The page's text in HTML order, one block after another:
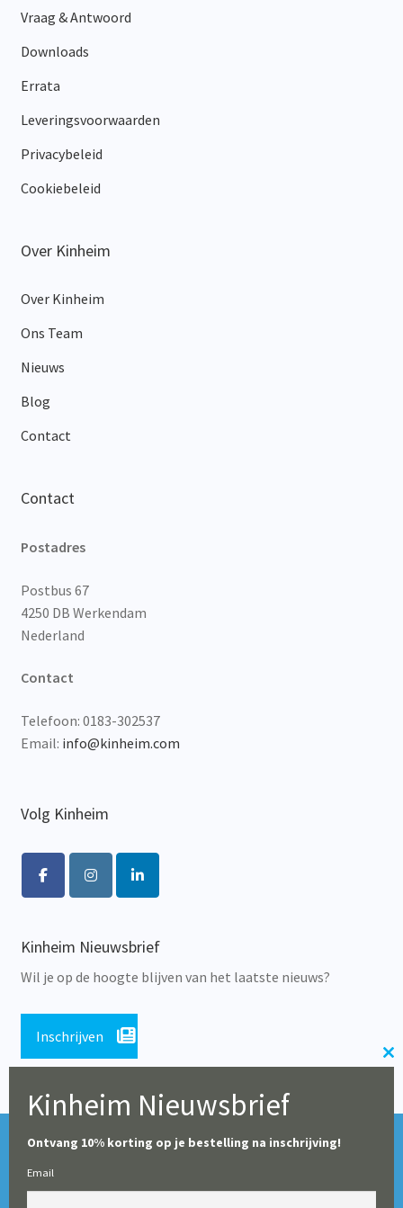
Vraag & Antwoord
Downloads
Errata
Leveringsvoorwaarden
Privacybeleid
Cookiebeleid
Over Kinheim
Over Kinheim
Ons Team
Nieuws
Blog
Contact
Contact
Postadres
Postbus 67
4250 DB Werkendam
Nederland
Contact
Telefoon: 0183-302537
Email: info@kinheim.com
Volg Kinheim
Kinheim Nieuwsbrief
Wil je op de hoogte blijven van het laatste nieuws?
Inschrijven
© Alle rechten voorbehouden 2026 | Educatieve Uitgeverij
Tijdens de zomerperiode blijft onze webshop geopend,
Kinheim Nieuwsbrief
Ontvang 10% korting op je bestelling na inschrijving!
Email